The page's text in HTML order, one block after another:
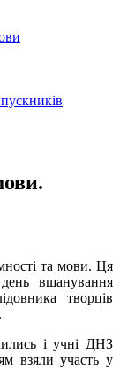
та мови. Ця
вшанування
творців
і учні ДНЗ
взяли участь у